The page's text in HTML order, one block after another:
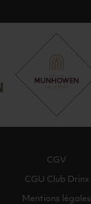
CGV
CGU Club Drinx
Mentions légales